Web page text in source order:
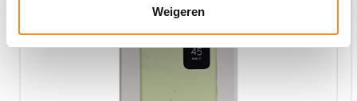
Weigeren